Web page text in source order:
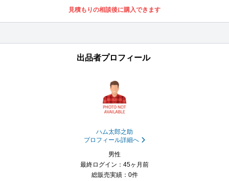
見積もりの相談後に購入できます
出品者プロフィール
ハム太郎之助
プロフィール詳細へ
男性
最終ログイン：45ヶ月前
総販売実績：0件